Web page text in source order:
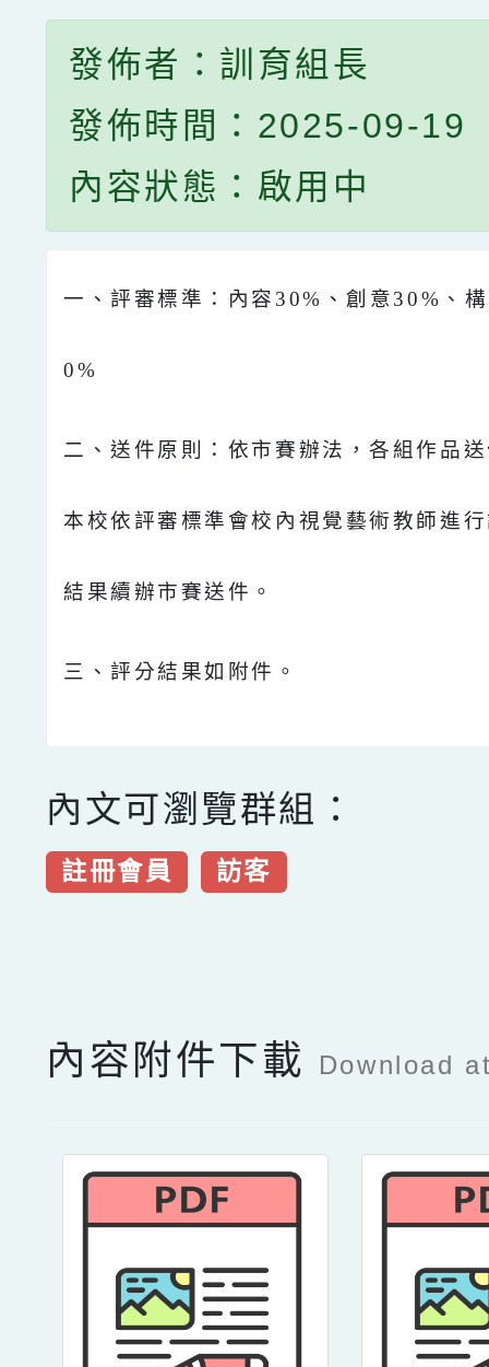
發佈者：訓育組長
發佈時間：2025-09-19
內容狀態：啟用中
一、評審標準：內容30%、創意30%、
0%
二、送件原則：依市賽辦法，各組作品
本校依評審標準會校內視覺藝術教師進
結果續辦市賽送件。
三、評分結果如附件。
內文可瀏覽群組：
註冊會員 訪客
內容附件下載 Download